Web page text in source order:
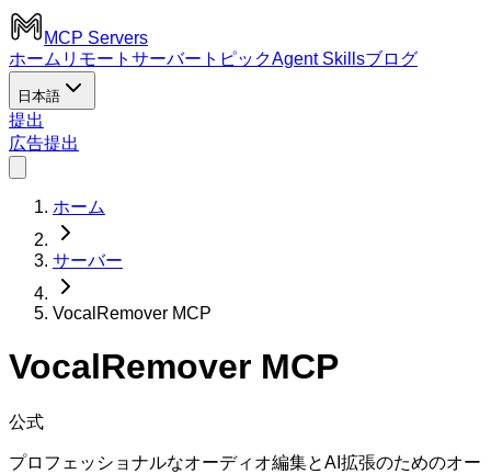
MCP Servers
ホーム リモートサーバー トピックAgent Skillsブログ
日本語
提出
広告提出
ホーム
サーバー
VocalRemover MCP
VocalRemover MCP
公式
プロフェッショナルなオーディオ編集とAI拡張のためのオー